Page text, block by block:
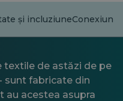
și incluziuneConexiuni
textile de astăzi de pe
sunt fabricate din
au acestea asupra